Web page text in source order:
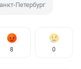
Петербург
8 0